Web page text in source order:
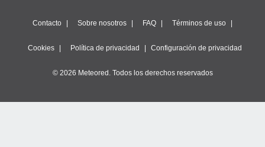
Contacto Sobre nosotros FAQ Términos de uso
Cookies Política de privacidad Configuración de privacidad
© 2026 Meteored. Todos los derechos reservados